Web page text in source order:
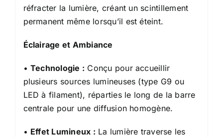
réfracter la lumière, créant un scintillement
permanent même lorsqu’il est éteint.
Éclairage et Ambiance
• Technologie : Conçu pour accueillir
plusieurs sources lumineuses (type G9 ou
LED à filament), réparties le long de la barre
centrale pour une diffusion homogène.
• Effet Lumineux : La lumière traverse les